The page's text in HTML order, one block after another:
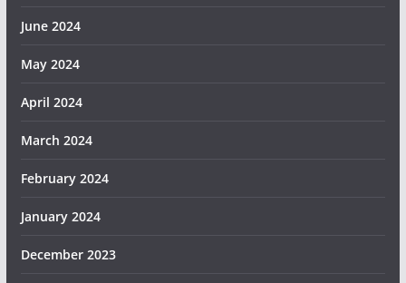
June 2024
May 2024
April 2024
March 2024
February 2024
January 2024
December 2023